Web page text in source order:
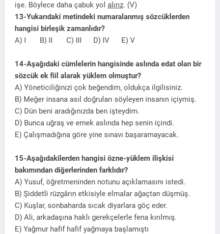
işe. Böylece daha çabuk yol alırız. (V)
13-Yukarıdaki metindeki numaralanmış sözcüklerden
hangisi birleşik zamanlıdır?
A) I B) II C) III D) IV E) V
14-Aşağıdaki cümlelerin hangisinde aslında edat olan bir
sözcük ek fiil alarak yüklem olmuştur?
A) Yöneticiliğinizi çok beğendim, oldukça ilgilisiniz.
B) Meğer insana asıl doğruları söyleyen insanın içiymiş.
C) Dün beni aradığınızda ben işteydim.
D) Bunca uğraş ve emek aslında hep senin içindi.
E) Çalışmadığına göre yine sınavı başaramayacak.
15-Aşağıdakilerden hangisi özne-yüklem ilişkisi
bakımından diğerlerinden farklıdır?
A) Yusuf, öğretmeninden notunu açıklamasını istedi.
B) Şiddetli rüzgârın etkisiyle elmalar ağaçtan düşmüş.
C) Kuşlar, sonbaharda sıcak diyarlara göç eder.
D) Ali, arkadaşına haklı gerekçelerle fena kırılmış.
E) Yağmur hafif hafif yağmaya başlamıştı